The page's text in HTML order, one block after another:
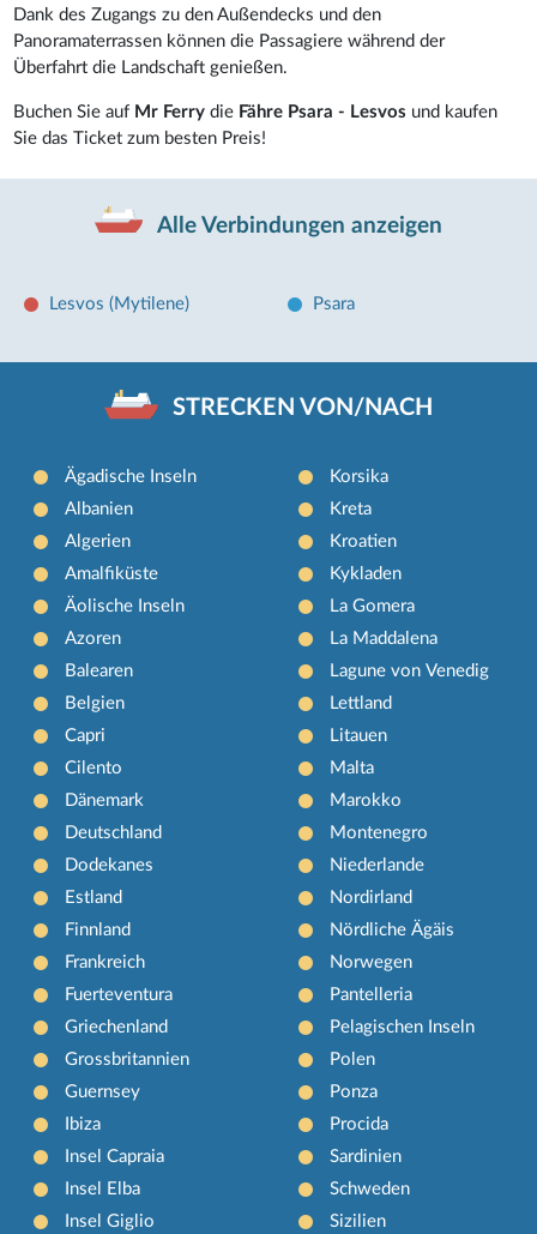
Dank des Zugangs zu den Außendecks und den
Panoramaterrassen können die Passagiere während der
Überfahrt die Landschaft genießen.
Buchen Sie auf Mr Ferry die Fähre Psara - Lesvos und kaufen
Sie das Ticket zum besten Preis!
Alle Verbindungen anzeigen
Lesvos (Mytilene) Psara
STRECKEN VON/NACH
Ägadische Inseln
Albanien
Algerien
Amalfiküste
Äolische Inseln
Azoren
Balearen
Belgien
Capri
Cilento
Dänemark
Deutschland
Dodekanes
Estland
Finnland
Frankreich
Fuerteventura
Griechenland
Grossbritannien
Guernsey
Ibiza
Insel Capraia
Insel Elba
Insel Giglio
Korsika
Kreta
Kroatien
Kykladen
La Gomera
La Maddalena
Lagune von Venedig
Lettland
Litauen
Malta
Marokko
Montenegro
Niederlande
Nordirland
Nördliche Ägäis
Norwegen
Pantelleria
Pelagischen Inseln
Polen
Ponza
Procida
Sardinien
Schweden
Sizilien